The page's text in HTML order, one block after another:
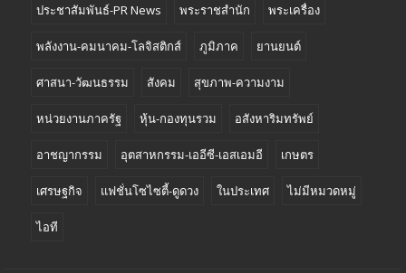
ประชาสัมพันธ์-PR News พระราชสำนัก พระเครื่อง
พลังงาน-คมนาคม-โลจิสติกส์ ภูมิภาค ยานยนต์
ศาสนา-วัฒนธรรม สังคม สุขภาพ-ความงาม
หน่วยงานภาครัฐ หุ้น-กองทุนรวม อสังหาริมทรัพย์
อาชญากรรม อุตสาหกรรม-เออีซี-เอสเอมอี เกษตร
เศรษฐกิจ แฟชั่นโซไซตี้-ดูดวง ในประเทศ ไม่มีหมวดหมู่
ไอที